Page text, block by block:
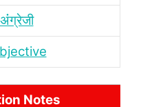
Notes